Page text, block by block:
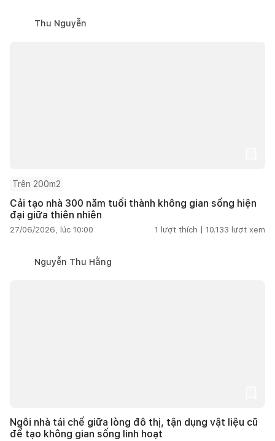
Thu Nguyễn
Trên 200m2
Cải tạo nhà 300 năm tuổi thành không gian sống hiện
đại giữa thiên nhiên
27/06/2026, lúc 10:00 1 lượt thích | 10.133 lượt xem
Nguyễn Thu Hằng
Ngôi nhà tái chế giữa lòng đô thị, tận dụng vật liệu cũ
để tạo không gian sống linh hoạt